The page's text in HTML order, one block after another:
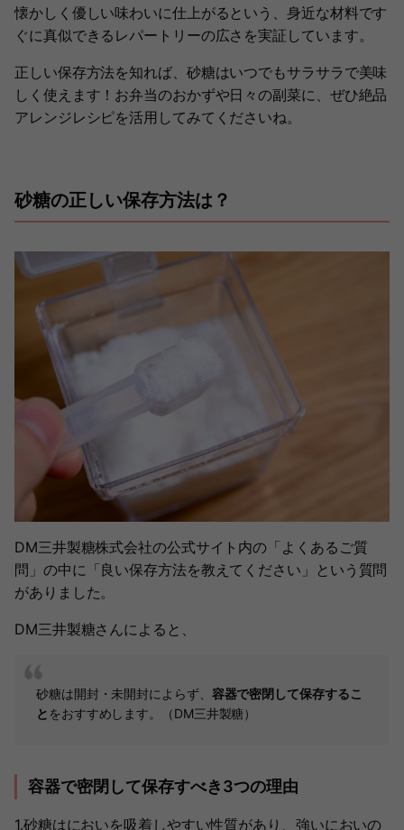
懐かしく優しい味わいに仕上がるという、身近な材料です
ぐに真似できるレパートリーの広さを実証しています。
正しい保存方法を知れば、砂糖はいつでもサラサラで美味
しく使えます！お弁当のおかずや日々の副菜に、ぜひ絶品
アレンジレシピを活用してみてくださいね。
砂糖の正しい保存方法は？
DM三井製糖株式会社の公式サイト内の「よくあるご質
問」の中に「良い保存方法を教えてください」という質問
がありました。
DM三井製糖さんによると、
砂糖は開封・未開封によらず、 容器で密閉して保存するこ
と をおすすめします。（DM三井製糖）
容器で密閉して保存すべき3つの理由
1.砂糖はにおいを吸着しやすい性質があり、強いにおいの